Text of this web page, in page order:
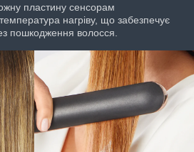
пластину сенсорам
нагріву, що забезпечує
пошкодження волосся.